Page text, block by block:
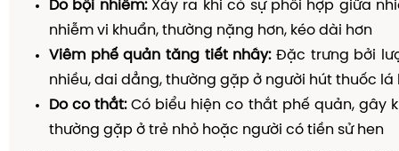
Do bội nhiễm:Xảy ra khi có sự phối hợp giữa
nhiễm vi khuẩn, thường nặng hơn, kéo dài hơn
Viêm phế quản tăng tiết nhầy:Đặc trưng bởi
nhiều, dai dẳng, thường gặp ở người hút thuốc lá
Do co thắt:Có biểu hiện co thắt phế quản, gây
thường gặp ở trẻ nhỏ hoặc người có tiền sử hen